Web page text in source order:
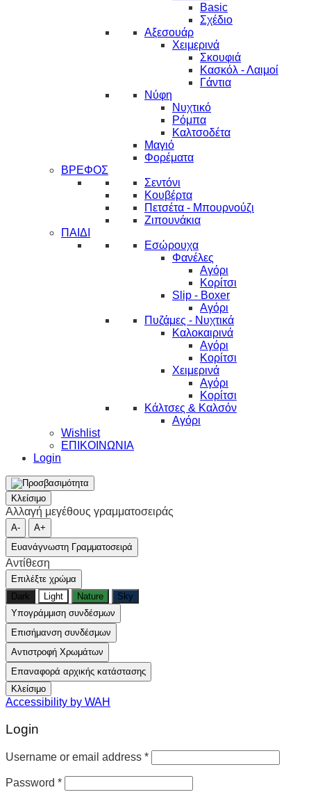
Basic
Σχέδιο
Αξεσουάρ
Χειμερινά
Σκουφιά
Κασκόλ - Λαιμοί
Γάντια
Νύφη
Νυχτικό
Ρόμπα
Καλτσοδέτα
Μαγιό
Φορέματα
ΒΡΕΦΟΣ
Σεντόνι
Κουβέρτα
Πετσέτα - Μπουρνούζι
Ζιπουνάκια
ΠΑΙΔΙ
Εσώρουχα
Φανέλες
Αγόρι
Κορίτσι
Slip - Boxer
Αγόρι
Πυζάμες - Νυχτικά
Καλοκαιρινά
Αγόρι
Κορίτσι
Χειμερινά
Αγόρι
Κορίτσι
Κάλτσες & Καλσόν
Αγόρι
Wishlist
ΕΠΙΚΟΙΝΩΝΙΑ
Login
Κλείσιμο
Αλλαγή μεγέθους γραμματοσειράς
A-
A+
Ευανάγνωστη Γραμματοσειρά
Αντίθεση
Επιλέξτε χρώμα
Dark
Light Nature
Sky
Υπογράμμιση συνδέσμων
Επισήμανση συνδέσμων
Αντιστροφή Χρωμάτων
Επαναφορά αρχικής κατάστασης
Κλείσιμο
Accessibility by WAH
Login
Username or email address *
Password *